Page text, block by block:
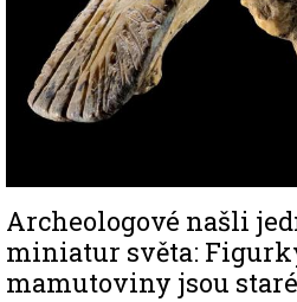
Archeologové našli
miniatur světa:
mamutoviny jsou